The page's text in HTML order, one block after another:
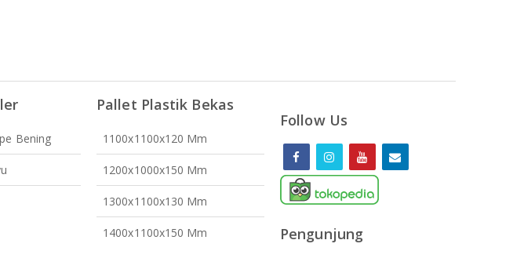
Bening
Pallet Plastik Bekas
1100x1100x120 Mm
1200x1000x150 Mm
1300x1100x130 Mm
1400x1100x150 Mm
Follow Us
Pengunjung